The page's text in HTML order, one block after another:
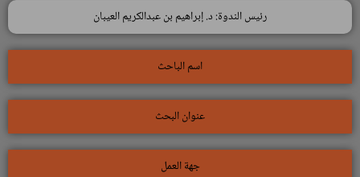
رئيس الندوة: د. إبراهيم بن عبدالكريم العيبان
اسم الباحث
عنوان البحث
جهة العمل